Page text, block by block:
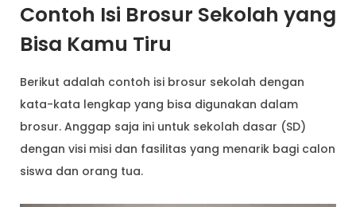
Contoh Isi Brosur Sekolah yang
Bisa Kamu Tiru
Berikut adalah contoh isi brosur sekolah dengan
kata-kata lengkap yang bisa digunakan dalam
brosur. Anggap saja ini untuk sekolah dasar (SD)
dengan visi misi dan fasilitas yang menarik bagi calon
siswa dan orang tua.